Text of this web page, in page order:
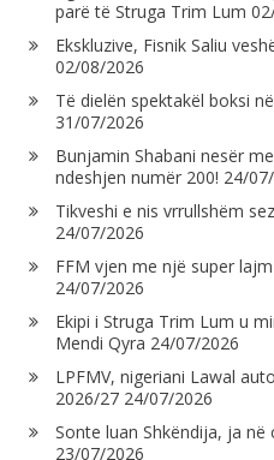
parë të Struga Trim Lum
Ekskluzive, Fisnik Saliu
02/08/2026
Të dielën spektakël boksi
31/07/2026
Bunjamin Shabani nesër
ndeshjen numër 200! 24/
Tikveshi e nis vrrullshëm
24/07/2026
FFM vjen me një super
24/07/2026
Ekipi i Struga Trim Lum u
Mendi Qyra 24/07/2026
LPFMV, nigeriani Lawal
2026/27 24/07/2026
Sonte luan Shkëndija, ja në
23/07/2026